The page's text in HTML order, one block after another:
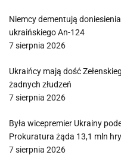
Niemcy dementują
ukraińskiego An-124
7 sierpnia 2026
Ukraińcy mają dość
żadnych złudzeń
7 sierpnia 2026
Była wicepremier Ukrainy
Prokuratura żąda 13,1 mln
7 sierpnia 2026